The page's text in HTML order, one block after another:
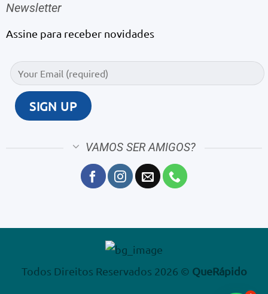
Newsletter
Assine para receber novidades
VAMOS SER AMIGOS?
Todos Direitos Reservados 2026 © QueRápido